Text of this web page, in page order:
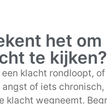
het
te kijken?
klacht rondloopt,
of iets
klacht wegneemt.